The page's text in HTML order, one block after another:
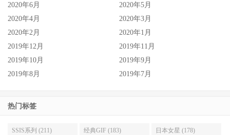
2020年6月
2020年5月
2020年4月
2020年3月
2020年2月
2020年1月
2019年12月
2019年11月
2019年10月
2019年9月
2019年8月
2019年7月
热门标签
SSIS系列 (211) 经典GIF (183) 日本女星 (178)